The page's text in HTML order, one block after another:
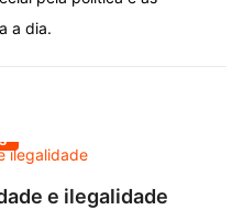
a dia.
e ilegalidade